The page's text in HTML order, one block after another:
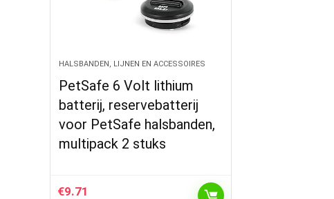
HALSBANDEN, LIJNEN EN ACCESSOIRES
PetSafe 6 Volt lithium
batterij, reservebatterij
voor PetSafe halsbanden,
multipack 2 stuks
€9.71